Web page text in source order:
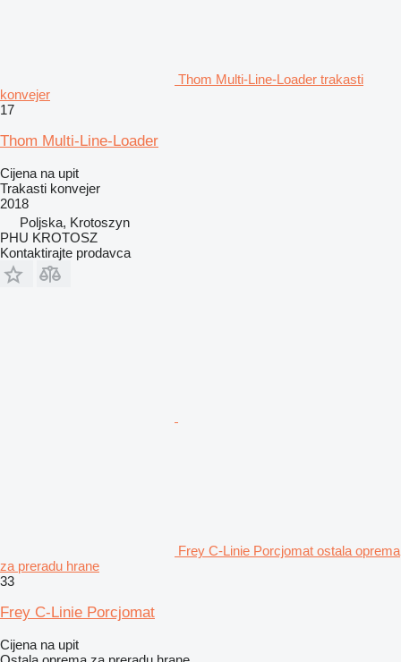
Thom Multi-Line-Loader trakasti
konvejer
17
Thom Multi-Line-Loader
Cijena na upit
Trakasti konvejer
2018
Poljska, Krotoszyn
PHU KROTOSZ
Kontaktirajte prodavca
Frey C-Linie Porcjomat ostala oprema
za preradu hrane
33
Frey C-Linie Porcjomat
Cijena na upit